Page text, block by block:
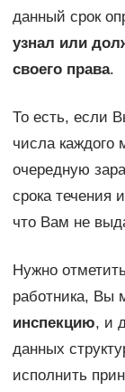
данный срок
узнал или
своего права.
То есть, если
числа каждого
очередную
срока течения
что Вам не
Нужно
работника, Вы
инспекцию, и
данных
исполнить